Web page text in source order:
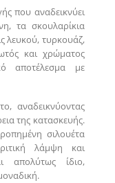
που αναδεικνύει
τα σκουλαρίκια
λευκού, τυρκουάζ,
και χρώματος
αποτέλεσμα με
αναδεικνύοντας
της κατασκευής.
σιλουέτα
λάμψη και
απολύτως ίδιο,